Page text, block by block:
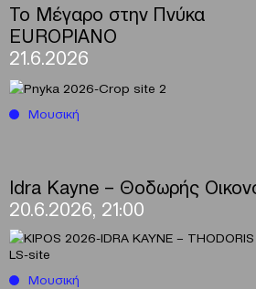
Το Μέγαρο στην Πνύκα
EUROPIANO
21.6.2026
Μουσική
Idra Kayne – Θοδωρής
20.6.2026, 21:00
Μουσική